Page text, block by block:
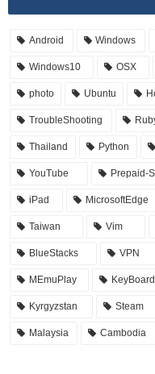
Android Windows
Windows10 OSX
photo Ubuntu
TroubleShooting
Thailand Python
YouTube Prepaid-
iPad MicrosoftEdge
Taiwan Vim
BlueStacks VPN
MEmuPlay KeyBoard
Kyrgyzstan Steam
Malaysia Cambodia